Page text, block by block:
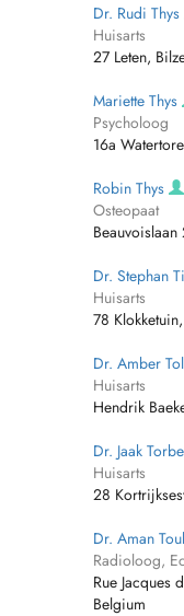
Dr. Rudi Thys
Huisarts
27 Leten,
Mariette Thys
Psycholoog
16a
Robin Thys
Osteopaat
Dr. Stephan
Huisarts
78
Dr. Amber
Huisarts
Hendrik
Dr. Jaak
Huisarts
28
Dr. Aman
Radioloog,
Rue Jacques
Belgium